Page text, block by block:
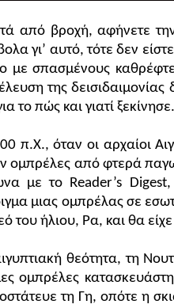
από βροχή, αφήνετε
γι’ αυτό, τότε δεν
με σπασμένους
της δεισιδαιμονίας
το πώς και γιατί ξεκίνησε.
π.Χ., όταν οι αρχαίοι
ομπρέλες από φτερά
με το Reader’s Digest,
μιας ομπρέλας σε
του ήλιου, Ρα, και θα
θεότητα, τη
ομπρέλες
τη Γη, οπότε η